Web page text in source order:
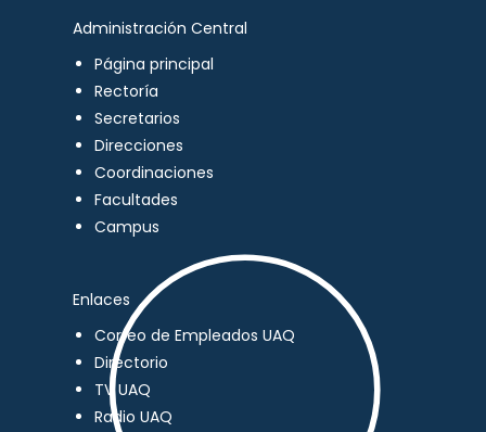
Administración Central
Página principal
Rectoría
Secretarios
Direcciones
Coordinaciones
Facultades
Campus
Enlaces
Correo de Empleados UAQ
Directorio
TV UAQ
Radio UAQ